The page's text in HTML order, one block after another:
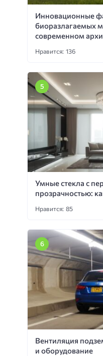
Инновационные
биоразлагаемых
современном
Нравится: 136
Умные стекла с
прозрачностью:
Нравится: 85
Вентиляция
и оборудование